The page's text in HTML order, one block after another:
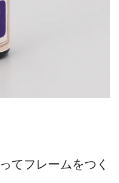
てフレームをつく